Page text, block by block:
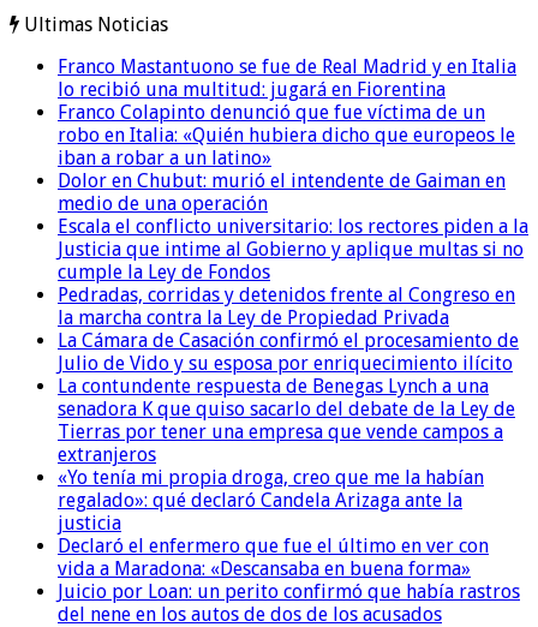
Ultimas Noticias
Franco Mastantuono se fue de Real Madrid y en Italia
lo recibió una multitud: jugará en Fiorentina
Franco Colapinto denunció que fue víctima de un
robo en Italia: «Quién hubiera dicho que europeos le
iban a robar a un latino»
Dolor en Chubut: murió el intendente de Gaiman en
medio de una operación
Escala el conflicto universitario: los rectores piden a la
Justicia que intime al Gobierno y aplique multas si no
cumple la Ley de Fondos
Pedradas, corridas y detenidos frente al Congreso en
la marcha contra la Ley de Propiedad Privada
La Cámara de Casación confirmó el procesamiento de
Julio de Vido y su esposa por enriquecimiento ilícito
La contundente respuesta de Benegas Lynch a una
senadora K que quiso sacarlo del debate de la Ley de
Tierras por tener una empresa que vende campos a
extranjeros
«Yo tenía mi propia droga, creo que me la habían
regalado»: qué declaró Candela Arizaga ante la
justicia
Declaró el enfermero que fue el último en ver con
vida a Maradona: «Descansaba en buena forma»
Juicio por Loan: un perito confirmó que había rastros
del nene en los autos de dos de los acusados